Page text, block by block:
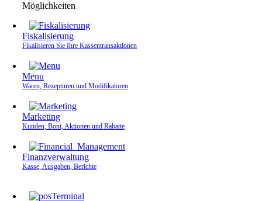
Möglichkeiten
Fiskalisierung
Fikalisieren Sie Ihre Kassen­transaktionen
Menu
Waren, Rezepturen und Modifikatoren
Marketing
Kunden, Boni, Aktionen und Rabatte
Finanzverwaltung
Kasse, Ausgaben, Berichte